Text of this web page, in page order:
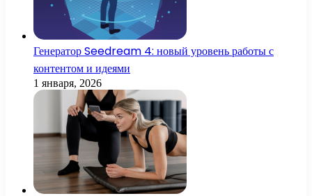
Генератор Seedream 4: новый уровень работы с
контентом и идеями
1 января, 2026